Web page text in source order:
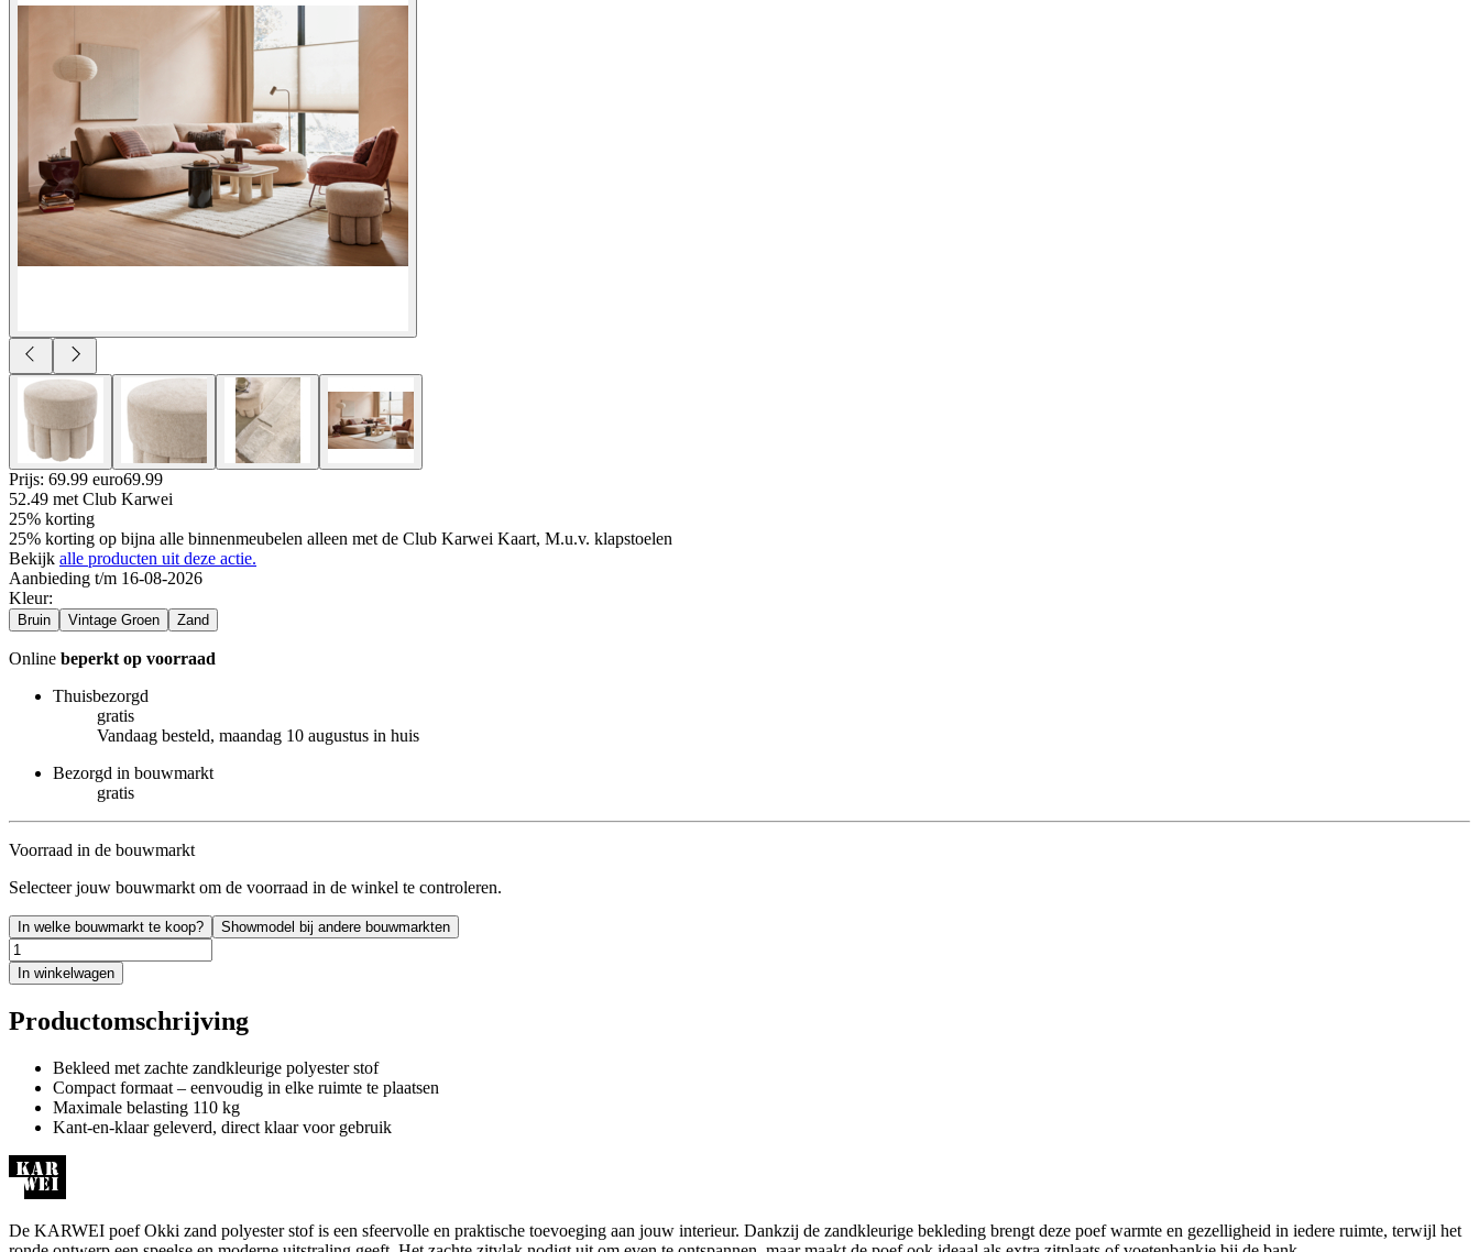
Prijs: 69.99 euro69.99
52.49 met Club Karwei
25% korting
25% korting op bijna alle binnenmeubelen alleen met de Club Karwei Kaart, M.u.v. klapstoelen
Bekijk alle producten uit deze actie.
Aanbieding t/m 16-08-2026
Kleur:
Bruin Vintage Groen Zand
Online beperkt op voorraad
Thuisbezorgd
gratis
Vandaag besteld, maandag 10 augustus in huis
Bezorgd in bouwmarkt
gratis
Voorraad in de bouwmarkt
Selecteer jouw bouwmarkt om de voorraad in de winkel te controleren.
In welke bouwmarkt te koop? Showmodel bij andere bouwmarkten
In winkelwagen
Productomschrijving
Bekleed met zachte zandkleurige polyester stof
Compact formaat – eenvoudig in elke ruimte te plaatsen
Maximale belasting 110 kg
Kant-en-klaar geleverd, direct klaar voor gebruik
De KARWEI poef Okki zand polyester stof is een sfeervolle en praktische toevoeging aan jouw interieur. Dankzij de zandkleurige bekleding brengt deze poef warmte en gezelligheid in iedere ruimte, terwijl het